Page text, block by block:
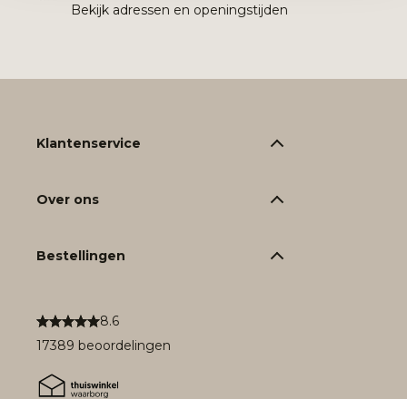
Bekijk adressen en openingstijden
8.6
17389 beoordelingen
Klantenservice
Over ons
Bestellingen